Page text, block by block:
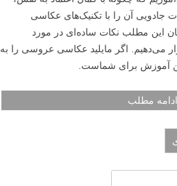
آن را با تکنیک‌های عکاسی
این مطلب نکات ساده‌ای در مورد
می‌دهیم. اگر مایلید عکاسی عروسی را به
آموزش برای شماست.
ادامه مطلب